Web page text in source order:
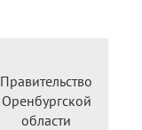
Правительство
Оренбургской
области